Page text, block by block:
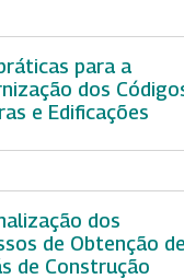
para a
dos
e Edificações
dos
de Obtenção de
de Construção